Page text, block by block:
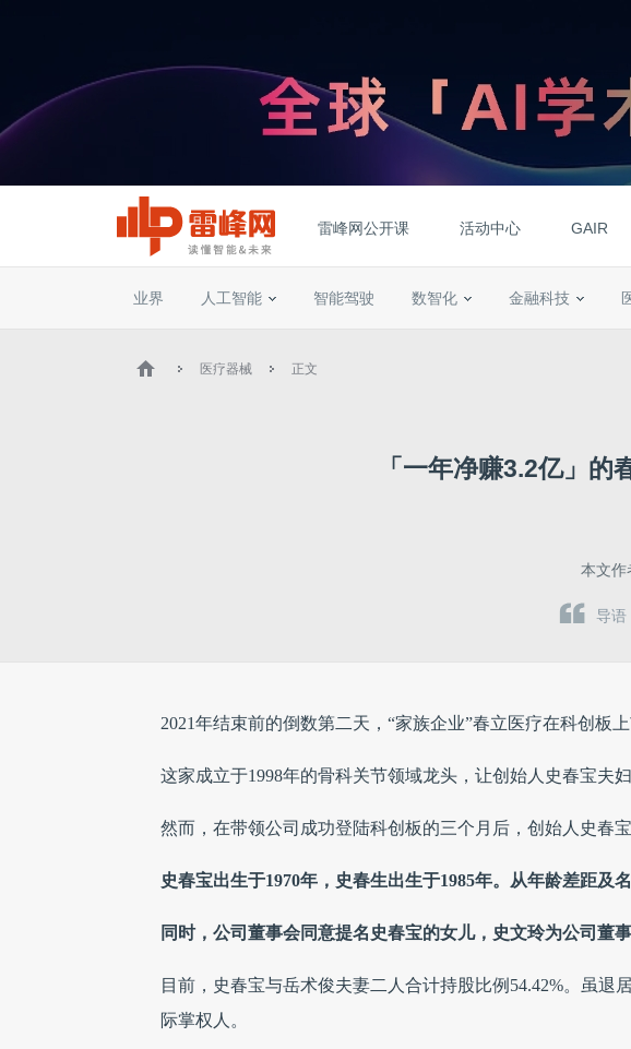
雷峰网公开课 活动中心 GAIR
业界 人工智能 智能驾驶 数智化 金融科技
医疗器械 正文
「一年净赚3.2亿」
本文作
导语
2021年结束前的倒数第二天，“家族企业”春立医疗在科创板上
这家成立于1998年的骨科关节领域龙头，让创始人史春宝夫
然而，在带领公司成功登陆科创板的三个月后，创始人史春
史春宝出生于1970年，史春生出生于1985年。从年龄差距及
同时，公司董事会同意提名史春宝的女儿，史文玲为公司董
目前，史春宝与岳术俊夫妻二人合计持股比例54.42%。虽退
际掌权人。